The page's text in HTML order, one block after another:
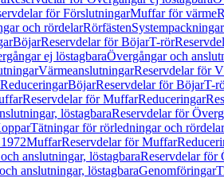
för FörslutningarMuffar för värme
och rördelarRörfästenSystempackningar
BöjarReservdelar för BöjarT-rör
ej löstagbaraÖvergångar och
VärmeanslutningarReservdelar för
BöjarReservdelar för BöjarT-
Reservdelar för MuffarReduceringar
löstagbaraReservdelar för
Tätningar för rörledningar och rördelar
MuffarReservdelar för Muffar
anslutningar, löstagbaraReservdelar för
anslutningar, löstagbaraGenomföringar